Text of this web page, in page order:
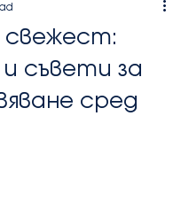
свежест:
съвети за
сред